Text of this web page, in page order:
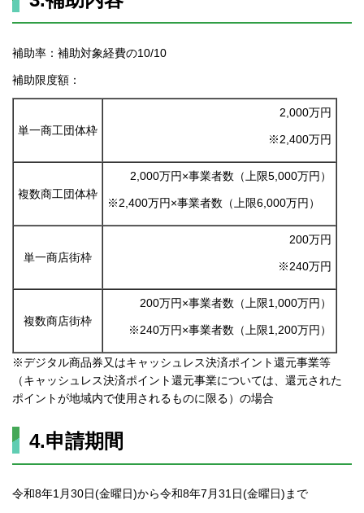
補助率：補助対象経費の10/10
補助限度額：
単一商工団体枠
2,000万円
※2,400万円
複数商工団体枠
2,000万円×事業者数（上限5,000万円）
※2,400万円×事業者数（上限6,000万円）
単一商店街枠
200万円
※240万円
複数商店街枠
200万円×事業者数（上限1,000万円）
※240万円×事業者数（上限1,200万円）
※デジタル商品券又はキャッシュレス決済ポイント還元事業等
（キャッシュレス決済ポイント還元事業については、還元された
ポイントが地域内で使用されるものに限る）の場合
4.申請期間
令和8年1月30日(金曜日)から令和8年7月31日(金曜日)まで